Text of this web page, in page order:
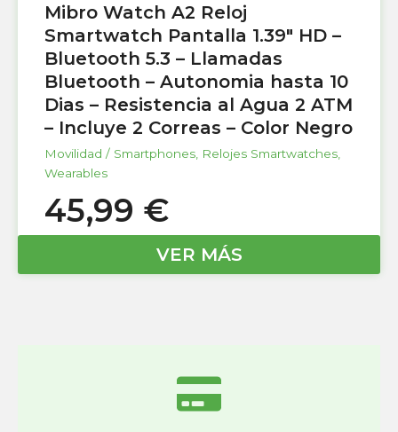
Mibro Watch A2 Reloj
Smartwatch Pantalla 1.39″ HD –
Bluetooth 5.3 – Llamadas
Bluetooth – Autonomia hasta 10
Dias – Resistencia al Agua 2 ATM
– Incluye 2 Correas – Color Negro
Movilidad / Smartphones Relojes Smartwatches
Wearables
45,99 €
VER MÁS